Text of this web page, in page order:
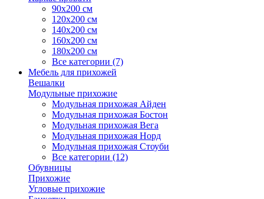
90х200 см
120х200 см
140х200 см
160х200 см
180х200 см
Все категории (7)
Мебель для прихожей
Вешалки
Модульные прихожие
Модульная прихожая Айден
Модульная прихожая Бостон
Модульная прихожая Вега
Модульная прихожая Норд
Модульная прихожая Стоуби
Все категории (12)
Обувницы
Прихожие
Угловые прихожие